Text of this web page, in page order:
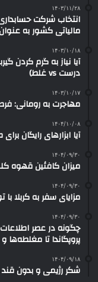
۱۴۰۳/۱۱/۲۸
انتخاب شرکت
مالیاتی کشور به
۱۴۰۳/۱۰/۱۸
آیا نیاز به گرم کردن
درست vs غلط)
۱۴۰۳/۱۰/۱۷
مهاجرت به رومانی:
۱۴۰۴/۱۰/۰۸
آیا ابزارهای رایگان
۱۴۰۴/۰۹/۳۰
میزان کافئین قهوه
۱۴۰۴/۰۹/۳۰
مزایای سفر به کربلا
۱۴۰۴/۰۹/۳۰
چگونه در عصر
پروپگاندا تا
۱۴۰۴/۰۹/۱۸
شکر رژیمی و بدون قند